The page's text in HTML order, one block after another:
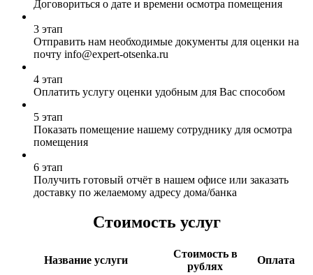
Договориться о дате и времени осмотра помещения
3 этап
Отправить нам необходимые документы для оценки на
почту info@expert-otsenka.ru
4 этап
Оплатить услугу оценки удобным для Вас способом
5 этап
Показать помещение нашему сотруднику для осмотра
помещения
6 этап
Получить готовый отчёт в нашем офисе или заказать
доставку по желаемому адресу дома/банка
Стоимость услуг
Название услуги
Стоимость в
рублях
Оплата